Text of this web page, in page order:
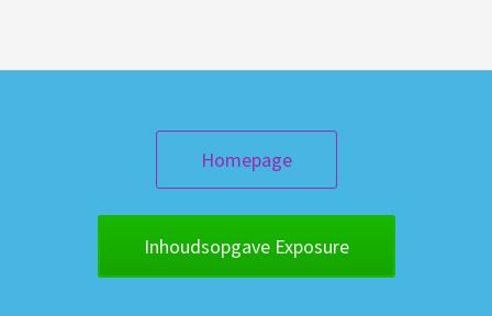
Homepage
Inhoudsopgave Exposure